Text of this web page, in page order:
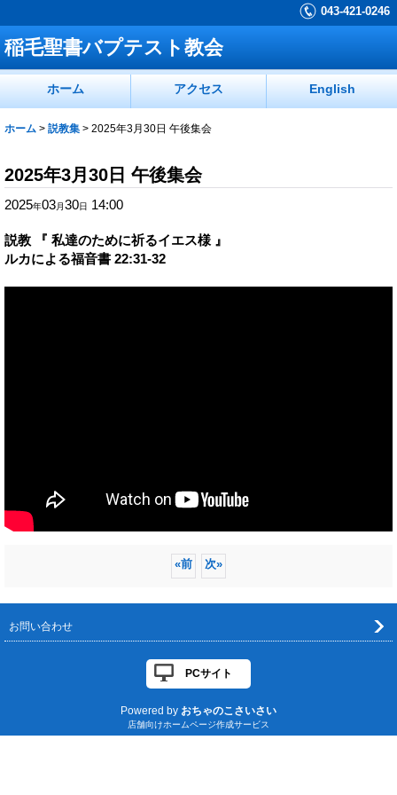
043-421-0246
稲毛聖書バプテスト教会
ホーム アクセス English
ホーム > 説教集 > 2025年3月30日 午後集会
2025年3月30日 午後集会
2025年03月30日 14:00
説教 『 私達のために祈るイエス様 』
ルカによる福音書 22:31-32
«前 次»
お問い合わせ
PCサイト
Powered by おちゃのこさいさい
店舗向けホームページ作成サービス